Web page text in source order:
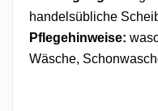
handelsübliche
Pflegehinweise:
Wäsche,